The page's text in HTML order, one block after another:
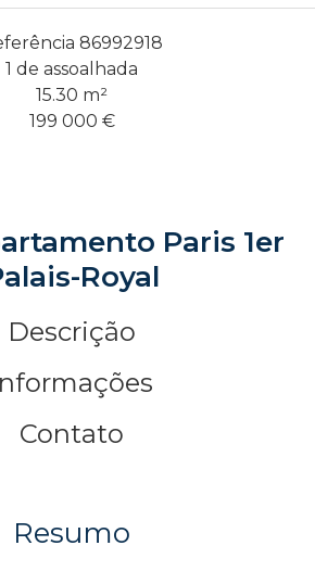
86992918
1 de assoalhada
15.30 m²
199 000 €
Paris 1er
Royal
Descrição
Contato
Resumo